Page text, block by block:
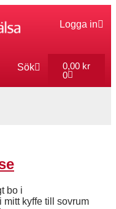
Logga in
Sök 0,00 kr
0
bo i
kyffe till sovrum